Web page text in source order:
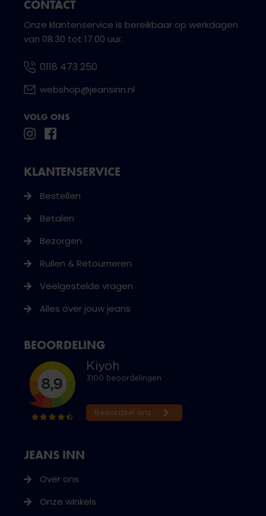
CONTACT
Onze klantenservice is bereikbaar op werkdagen
van 08.30 tot 17.00 uur.
0118 473 250
webshop@jeansinn.nl
VOLG ONS
JEANS INN
Over ons
Onze winkels
KLANTENSERVICE
Bestellen
Betalen
Bezorgen
Ruilen & Retourneren
Veelgestelde vragen
Alles over jouw jeans
BEOORDELING